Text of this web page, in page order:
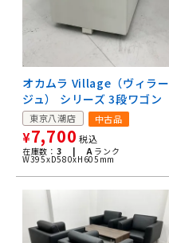
オカムラ Village（ヴィラー
ジュ） シリーズ 3段ワゴン
東京八潮店 中古品
¥7,700 税込
在庫数： 3 | A ランク
W395xD580xH605mm